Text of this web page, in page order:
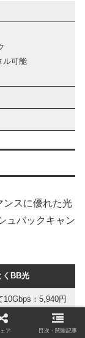
ル可能
ンスに優れた光
ュバックキャン
くBB光
10Gbps：5,940円
ンション10Gbps：
ア 目次・関連記事